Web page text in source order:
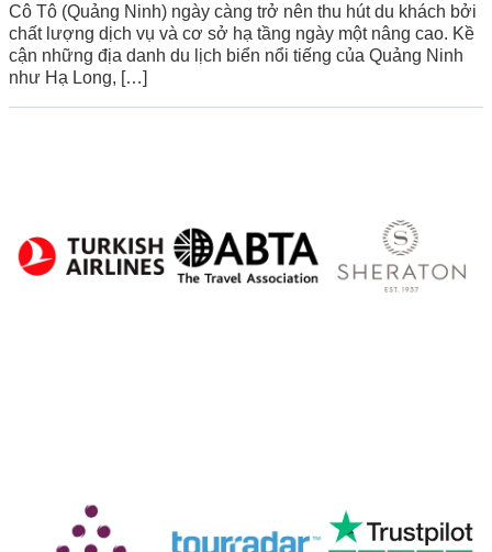
Cô Tô (Quảng Ninh) ngày càng trở nên thu hút du khách bởi
chất lượng dịch vụ và cơ sở hạ tầng ngày một nâng cao. Kề
cận những địa danh du lịch biển nổi tiếng của Quảng Ninh
như Hạ Long, […]